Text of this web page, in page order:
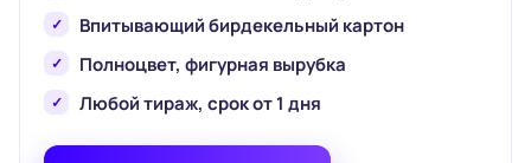
Впитывающий бирдекельный картон
Полноцвет, фигурная вырубка
Любой тираж, срок от 1 дня